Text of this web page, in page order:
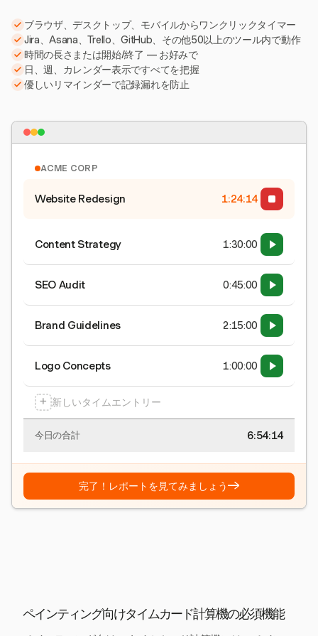
ブラウザ、デスクトップ、モバイルからワンクリックタイマー
Jira、Asana、Trello、GitHub、その他50以上のツール内で動作
時間の長さまたは開始/終了 — お好みで
日、週、カレンダー表示ですべてを把握
優しいリマインダーで記録漏れを防止
ACME CORP
Website Redesign 1:24:15
Content Strategy 1:30:00
SEO Audit 0:45:00
Brand Guidelines 2:15:00
Logo Concepts 1:00:00
+ 新しいタイムエントリー
今日の合計 6:54:15
完了！レポートを見てみましょう→
ペインティング向けタイムカード計算機の必須機能